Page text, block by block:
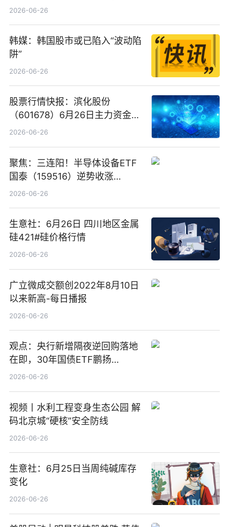
看
2026-06-26
韩媒：韩国股市或已陷入“波动陷
阱”
2026-06-26
股票行情快报：滨化股份
（601678）6月26日主力资金净
卖出5964.34万元
2026-06-26
聚焦：三连阳！半导体设备ETF
国泰（159516）逆势收涨
3.5%，近10日累计净流入超65
2026-06-26
生意社：6月26日 四川地区金属
硅421#硅价格行情
2026-06-26
广立微成交额创2022年8月10日
以来新高-每日播报
2026-06-26
观点：央行新增隔夜逆回购落地
在即，30年国债ETF鹏扬
(511090) 盘中小幅上涨
2026-06-26
视频丨水利工程变身生态公园 解
码北京城“硬核”安全防线
2026-06-26
生意社：6月25日当周纯碱库存
变化
2026-06-26